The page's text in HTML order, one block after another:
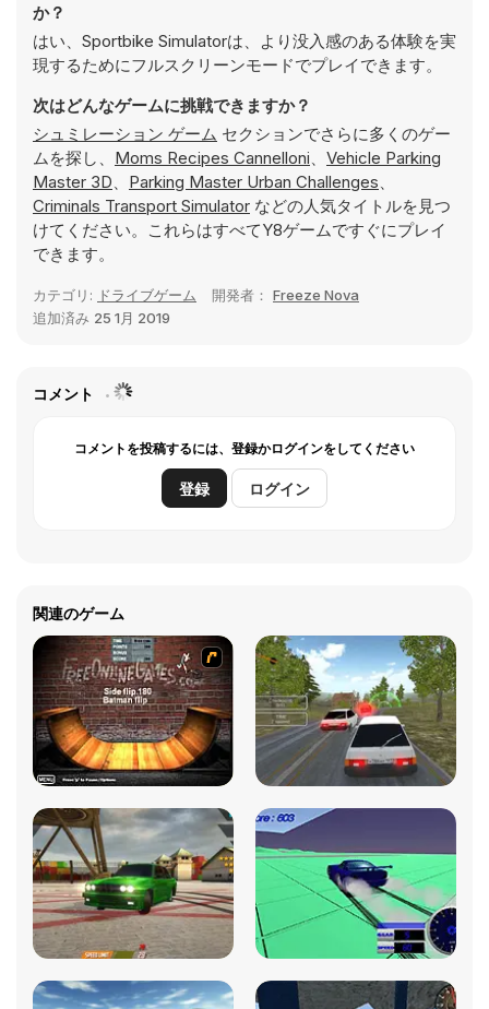
か？
はい、Sportbike Simulatorは、より没入感のある体験を実
現するためにフルスクリーンモードでプレイできます。
次はどんなゲームに挑戦できますか？
シュミレーション ゲーム セクションでさらに多くのゲー
ムを探し、 Moms Recipes Cannelloni、 Vehicle Parking
Master 3D、 Parking Master Urban Challenges、
Criminals Transport Simulator などの人気タイトルを見つ
けてください。これらはすべてY8ゲームですぐにプレイ
できます。
カテゴリ: ドライブゲーム 開発者： Freeze Nova
追加済み 25 1月 2019
コメント
コメントを投稿するには、登録かログインをしてください
登録 ログイン
関連のゲーム